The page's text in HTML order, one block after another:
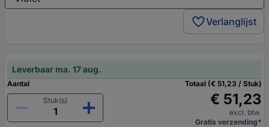
Verlanglijst
Leverbaar ma. 17 aug.
Aantal
Stuk(s)
Totaal (€ 51,23 / Stuk)
€ 51,23
excl. btw
Gratis verzending*